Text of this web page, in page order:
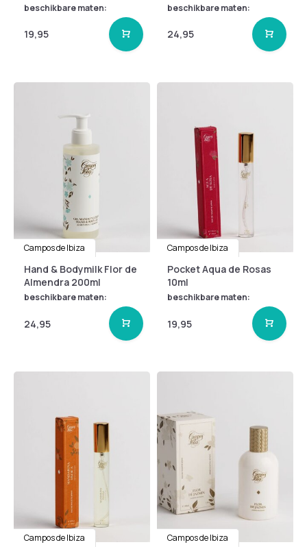
beschikbare maten:
19,95
beschikbare maten:
24,95
Campos de Ibiza
Hand & Bodymilk Flor de
Almendra 200ml
beschikbare maten:
24,95
Campos de Ibiza
Pocket Aqua de Rosas
10ml
beschikbare maten:
19,95
Campos de Ibiza Campos de Ibiza